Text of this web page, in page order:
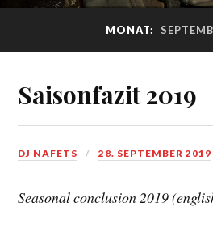
MONAT:
Saisonfazit 2019
DJ NAFETS 28. SEPTEMBER 2019
Seasonal conclusion 2019